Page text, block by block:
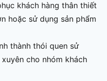
khách hàng thân thiết
hoặc sử dụng sản phẩm
thành thói quen sử
cho nhóm khách